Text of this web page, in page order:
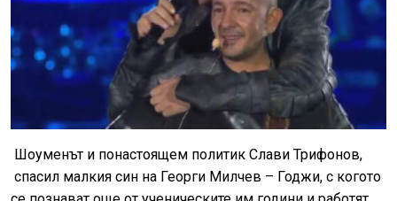
Шоуменът и понастоящем политик Слави Трифонов,
спасил малкия син на Георги Милчев – Годжи, с когото